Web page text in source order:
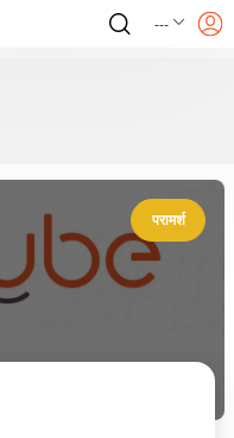
---
परामर्श